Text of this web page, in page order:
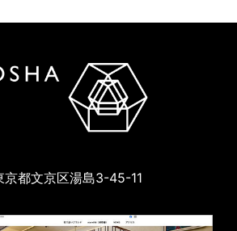
都文京区湯島3-45-11